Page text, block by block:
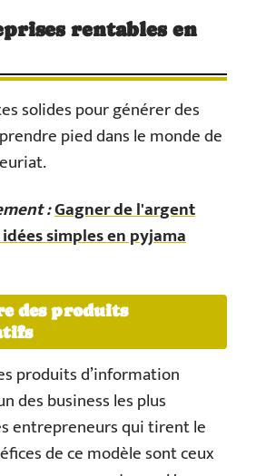
rentables en
solides pour générer des
pied dans le monde de
:Gagner de l'argent
simples en pyjama
des produits
produits d’information
des business les plus
entrepreneurs qui tirent le
de ce modèle sont ceux